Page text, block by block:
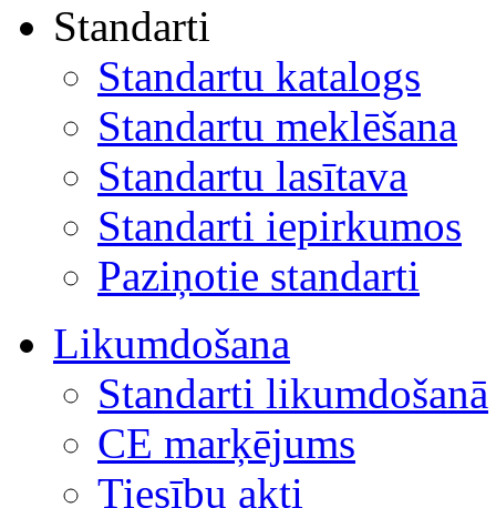
Standarti
Standartu katalogs
Standartu meklēšana
Standartu lasītava
Standarti iepirkumos
Paziņotie standarti
Likumdošana
Standarti likumdošanā
CE marķējums
Tiesību akti